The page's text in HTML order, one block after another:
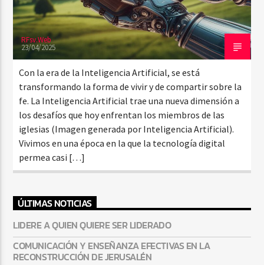
RFsv.Web
23/04/2025
Con la era de la Inteligencia Artificial, se está
transformando la forma de vivir y de compartir sobre la
fe. La Inteligencia Artificial trae una nueva dimensión a
los desafíos que hoy enfrentan los miembros de las
iglesias (Imagen generada por Inteligencia Artificial).
Vivimos en una época en la que la tecnología digital
permea casi […]
ÚLTIMAS NOTICIAS
LIDERE A QUIEN QUIERE SER LIDERADO
COMUNICACIÓN Y ENSEÑANZA EFECTIVAS EN LA
RECONSTRUCCIÓN DE JERUSALÉN